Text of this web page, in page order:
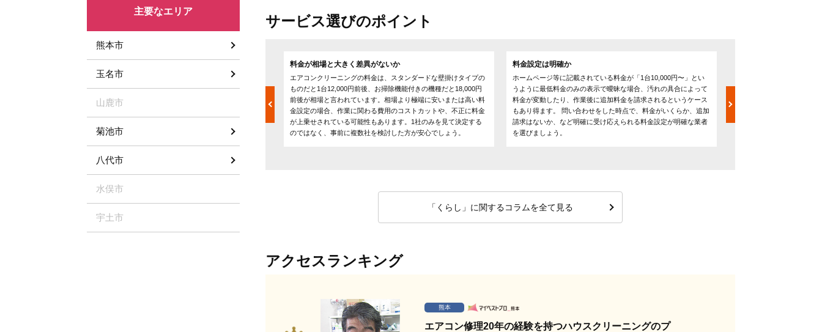
サービス選びのポイント
エアコンには壁掛けタイプや天井埋め込みタイプ、大型タイプな
ど様々な種類があります。また、近年では「お掃除機能付き」の
エアコンもあり、特別な掃除方法が必要なケースが増えていま
レットなどに、対応できる機種や機能が記載されているか事前に
料金が相場と大きく差異がないか
エアコンクリーニングの料金は、スタンダードな壁掛けタイプの
ものだと1台12,000円前後、お掃除機能付きの機種だと18,000円
前後が相場と言われています。相場より極端に安いまたは高い料
金設定の場合、作業に関わる費用のコストカットや、不正に料金
が上乗せされている可能性もあります。1社のみを見て決定する
のではなく、事前に複数社を検討した方が安心でしょう。
料金設定は明確か
ホームページ等に記載されている料金が「1台10,000円〜」とい
うように最低料金のみの表示で曖昧な場合、汚れの具合によって
料金が変動したり、作業後に追加料金を請求されるというケース
もあり得ます。 問い合わせをした時点で、料金がいくらか、追加
請求はないか、など明確に受け応えられる料金設定が明確な業者
を選びましょう。
「くらし」に関するコラムを全て見る
アクセスランキング
熊本
エアコン修理20年の経験を持つハウスクリーニングのプ
主要なエリア
熊本市
玉名市
山鹿市
菊池市
八代市
水俣市
宇土市